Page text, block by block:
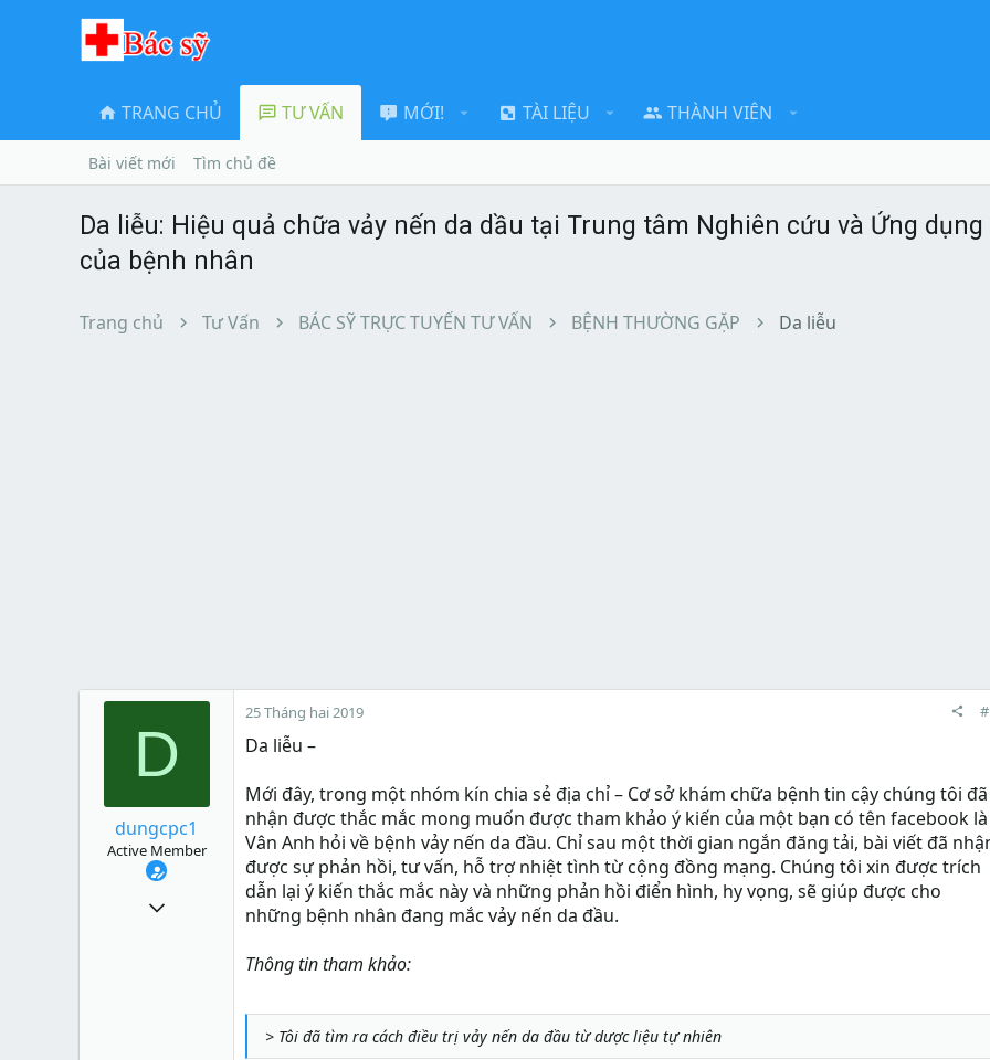
TRANG CHỦ TƯ VẤN MỚI! TÀI LIỆU THÀNH VIÊN
Bài viết mới Tìm chủ đề
Da liễu: Hiệu quả chữa vảy nến da dầu tại Trung tâm Nghiên cứu và Ứng
của bệnh nhân
Trang chủ Tư Vấn BÁC SỸ TRỰC TUYẾN TƯ VẤN BỆNH THƯỜNG GẶP Da liễu
D
dungcpc1
Active Member
25 Tháng hai 2019
Da liễu –
Mới đây, trong một nhóm kín chia sẻ địa chỉ – Cơ sở khám chữa bệnh tin cậy chúng tôi đã
nhận được thắc mắc mong muốn được tham khảo ý kiến của một bạn có tên facebook là
Vân Anh hỏi về bệnh vảy nến da đầu. Chỉ sau một thời gian ngắn đăng tải, bài viết đã
được sự phản hồi, tư vấn, hỗ trợ nhiệt tình từ cộng đồng mạng. Chúng tôi xin được trích
dẫn lại ý kiến thắc mắc này và những phản hồi điển hình, hy vọng, sẽ giúp được cho
những bệnh nhân đang mắc vảy nến da đầu.
Thông tin tham khảo:
> Tôi đã tìm ra cách điều trị vảy nến da đầu từ dược liệu tự nhiên